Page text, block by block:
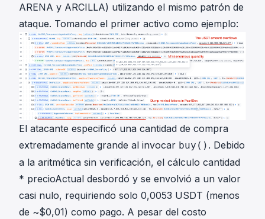
ARENA y ARCILLA) utilizando el mismo patrón de
ataque. Tomando el primer activo como ejemplo:
El atacante especificó una cantidad de compra
extremadamente grande al invocar buy() . Debido
a la aritmética sin verificación, el cálculo cantidad
* precioActual desbordó y se envolvió a un valor
casi nulo, requiriendo solo 0,0053 USDT (menos
de ~$0,01) como pago. A pesar del costo